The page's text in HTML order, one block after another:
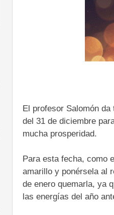
El profesor Salomón
del 31 de diciembre
mucha prosperidad.
Para esta fecha, como
amarillo y ponérsela al
de enero quemarla, ya
las energías del año